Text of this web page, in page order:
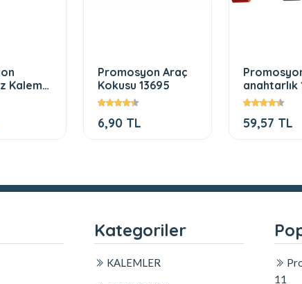
Kalem
Promosyon Araç
Kokusu 13695
6,90 TL
anahtarlık
59,57 TL
Kategoriler
KALEMLER
11